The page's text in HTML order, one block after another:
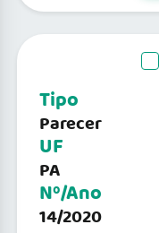
Tipo
Parecer
UF
PA
Nº/Ano
14/2020